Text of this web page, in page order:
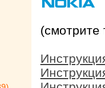
(смотрите